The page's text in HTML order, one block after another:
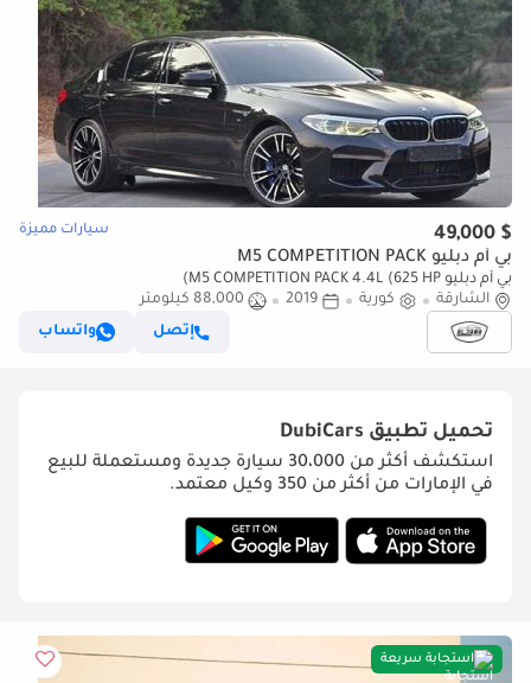
$ 49,000 سيارات مميزة
بي أم دبليو M5 COMPETITION PACK
بي أم دبليو M5 COMPETITION PACK 4.4L (625 HP)
الشارقة
كورية 2019
88,000 كيلومتر
إتصل
واتساب
تحميل تطبيق DubiCars
استكشف أكثر من 30،000 سيارة جديدة ومستعملة للبيع
في الإمارات من أكثر من 350 وكيل معتمد.
استجابة سريعة